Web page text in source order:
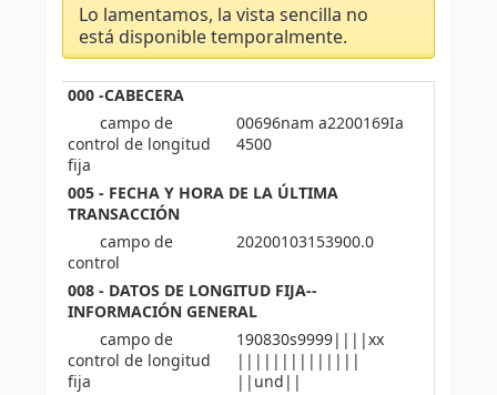
Lo lamentamos, la vista sencilla no
está disponible temporalmente.
000 -CABECERA
campo de
control de longitud
fija
00696nam a2200169Ia
4500
005 - FECHA Y HORA DE LA ÚLTIMA
TRANSACCIÓN
campo de
control
20200103153900.0
008 - DATOS DE LONGITUD FIJA--
INFORMACIÓN GENERAL
campo de
control de longitud
fija
190830s9999||||xx
||||||||||||||
||und||